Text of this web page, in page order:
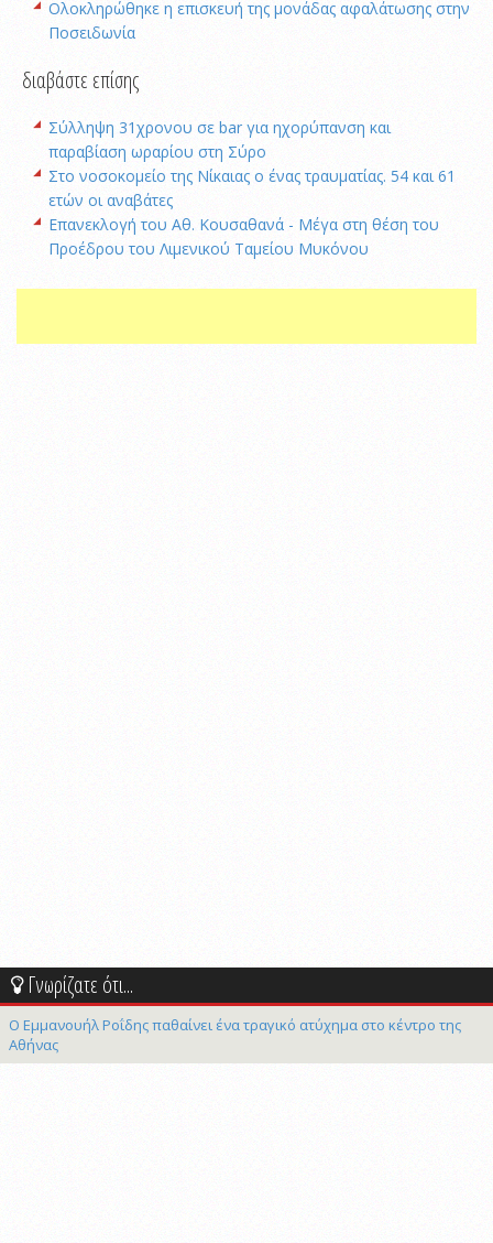
Oλοκληρώθηκε η επισκευή της μονάδας αφαλάτωσης στην
Ποσειδωνία
διαβάστε επίσης
Σύλληψη 31χρονου σε bar για ηχορύπανση και
παραβίαση ωραρίου στη Σύρο
Στο νοσοκομείο της Νίκαιας ο ένας τραυματίας. 54 και 61
ετών οι αναβάτες
Επανεκλογή του Αθ. Κουσαθανά - Μέγα στη θέση του
Προέδρου του Λιμενικού Ταμείου Μυκόνου
Γνωρίζατε ότι...
Ο Εμμανουήλ Ροΐδης παθαίνει ένα τραγικό ατύχημα στο κέντρο της
Αθήνας